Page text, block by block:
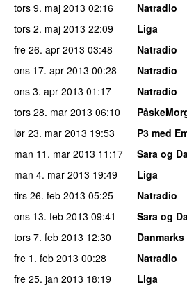
tors 9. maj 2013 02:16
Natradio
tors 2. maj 2013 22:09
Liga
fre 26. apr 2013 03:48
Natradio
ons 17. apr 2013 00:28
Natradio
ons 3. apr 2013 01:17
Natradio
tors 28. mar 2013 06:10
lør 23. mar 2013 19:53
P3 med
man 11. mar 2013 11:17
Sara og
man 4. mar 2013 19:49
Liga
tirs 26. feb 2013 05:25
Natradio
ons 13. feb 2013 09:41
Sara og
tors 7. feb 2013 12:30
fre 1. feb 2013 00:28
Natradio
fre 25. jan 2013 18:19
Liga